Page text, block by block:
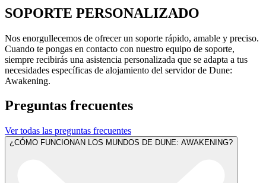
SOPORTE PERSONALIZADO
Nos enorgullecemos de ofrecer un soporte rápido, amable y preciso.
Cuando te pongas en contacto con nuestro equipo de soporte,
siempre recibirás una asistencia personalizada que se adapta a tus
necesidades específicas de alojamiento del servidor de Dune:
Awakening.
Preguntas frecuentes
Ver todas las preguntas frecuentes
¿CÓMO FUNCIONAN LOS MUNDOS DE DUNE: AWAKENING?